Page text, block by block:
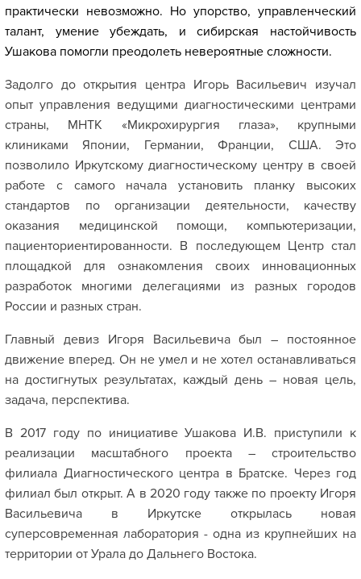
практически невозможно. Но упорство, управленческий
талант, умение убеждать, и сибирская настойчивость
Ушакова помогли преодолеть невероятные сложности.
Задолго до открытия центра Игорь Васильевич изучал
опыт управления ведущими диагностическими центрами
страны, МНТК «Микрохирургия глаза», крупными
клиниками Японии, Германии, Франции, США. Это
позволило Иркутскому диагностическому центру в своей
работе с самого начала установить планку высоких
стандартов по организации деятельности, качеству
оказания медицинской помощи, компьютеризации,
пациенториентированности. В последующем Центр стал
площадкой для ознакомления своих инновационных
разработок многими делегациями из разных городов
России и разных стран.
Главный девиз Игоря Васильевича был – постоянное
движение вперед. Он не умел и не хотел останавливаться
на достигнутых результатах, каждый день – новая цель,
задача, перспектива.
В 2017 году по инициативе Ушакова И.В. приступили к
реализации масштабного проекта – строительство
филиала Диагностического центра в Братске. Через год
филиал был открыт. А в 2020 году также по проекту Игоря
Васильевича в Иркутске открылась новая
суперсовременная лаборатория - одна из крупнейших на
территории от Урала до Дальнего Востока.